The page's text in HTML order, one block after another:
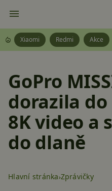
Xiaomi Redmi Akce
GoPro
dorazila do
8K video a
do dlaně
Hlavní stránka Zprávičky